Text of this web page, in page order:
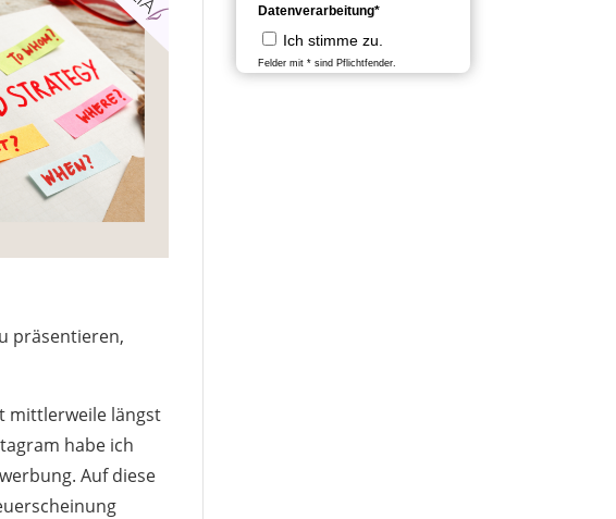
präsentieren,
mittlerweile längst
habe ich
Auf diese
Datenverarbeitung*
Ich stimme zu.
Felder mit * sind Pflichtfender.